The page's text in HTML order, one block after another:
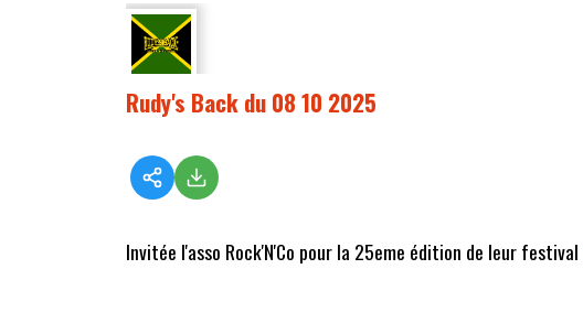
Rudy's Back du 08 10 2025
Invitée l'asso Rock'N'Co pour la 25eme édition de leur festival